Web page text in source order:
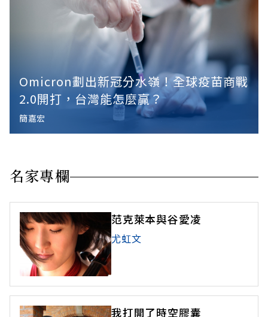
Omicron劃出新冠分水嶺！全球疫苗商戰
2.0開打，台灣能怎麼贏？
簡嘉宏
名家專欄
范克萊本與谷愛凌
尤虹文
我打開了時空膠囊